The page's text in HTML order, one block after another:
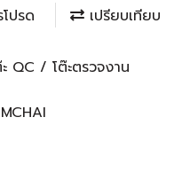
ปรด เปรียบเทียบ
QC / โต๊ะตรวจงาน